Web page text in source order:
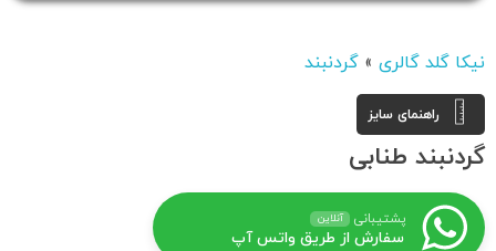
نیکا گلد گالری » گردنبند
گردنبند طنابی
راهنمای سایز
پشتیبانی آنلاین
سفارش از طریق واتس آپ